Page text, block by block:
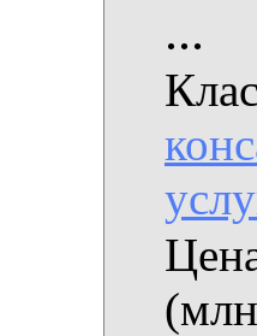
...